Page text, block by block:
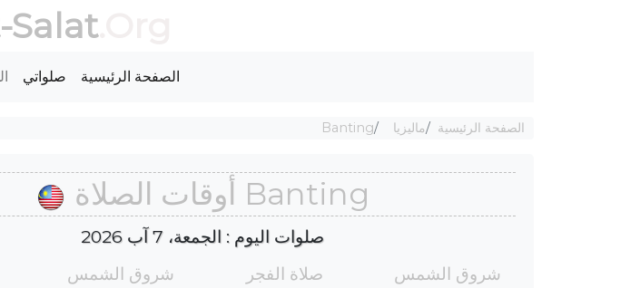
.Org
الصفحة الرئيسية صلواتي
الصفحة الرئيسية ماليزيا Banting
Banting أوقات الصلاة
صلوات اليوم : الجمعة، 7 آب 2026
شروق الشمس
صلاة الفجر
شروق الشمس